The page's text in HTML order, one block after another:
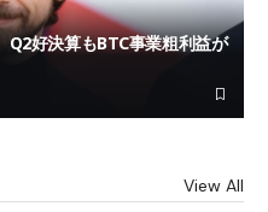
Q2好決算もBTC事業粗利益が
View All